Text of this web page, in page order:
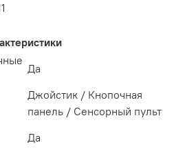
Да
Джойстик / Кнопочная
панель / Сенсорный пульт
Да